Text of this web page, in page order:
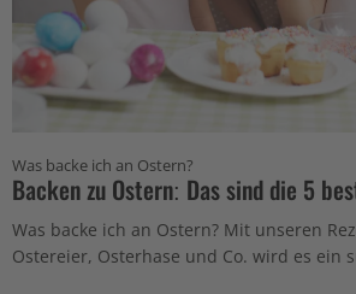
Was backe ich an Ostern?
Backen zu Ostern: Das sind die 5
Was backe ich an Ostern? Mit unseren
Ostereier, Osterhase und Co. wird es ein